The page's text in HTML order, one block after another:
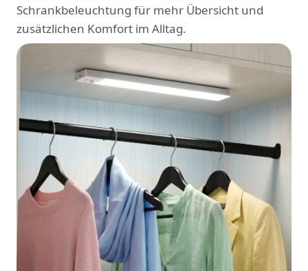
Schrankbeleuchtung für mehr Übersicht und
zusätzlichen Komfort im Alltag.